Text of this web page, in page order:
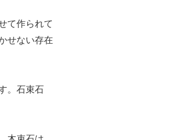
て作られて
せない存在
。石束石